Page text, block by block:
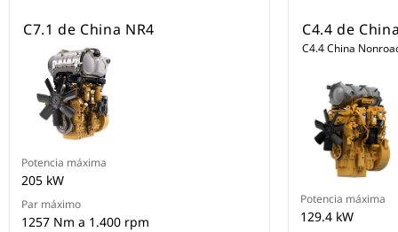
C7.1 de China NR4
Potencia máxima
205 kW
Par máximo
1257 Nm a 1.400 rpm
C4.4 de
C4.4 China
Potencia máxima
129.4 kW